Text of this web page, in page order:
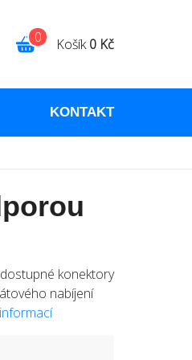
Košík0 Kč
0
KONTAKT
konektory
nabíjení